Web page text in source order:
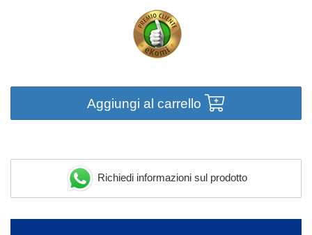
Aggiungi al carrello
Richiedi informazioni sul prodotto